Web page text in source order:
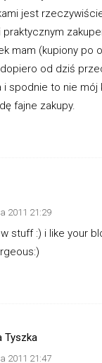
jest
praktycznym
mam (kupiony po
od dziś
i spodnie to nie mój
fajne zakupy.
2011 21:29
stuff :) i like your
Tyszka
2011 21:47